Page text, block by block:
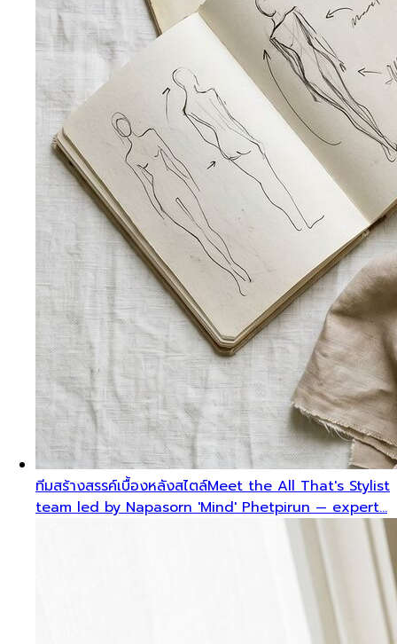
ทีมสร้างสรรค์เบื้องหลังสไตล์Meet the All That's Stylist
team led by Napasorn 'Mind' Phetpirun — expert…